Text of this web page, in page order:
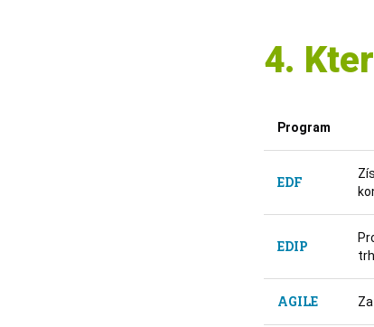
4.
Program
EDF
EDIP
AGILE